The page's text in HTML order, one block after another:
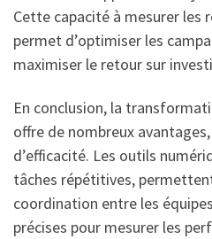
Cette capacité à mesurer les
permet d’optimiser les
maximiser le retour sur
En conclusion, la
offre de nombreux
d’efficacité. Les outils
tâches répétitives,
coordination entre les
précises pour mesurer les